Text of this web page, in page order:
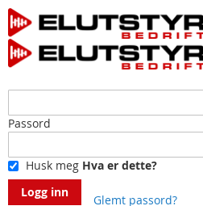
Passord
Husk meg Hva er dette?
Logg inn
Glemt passord?